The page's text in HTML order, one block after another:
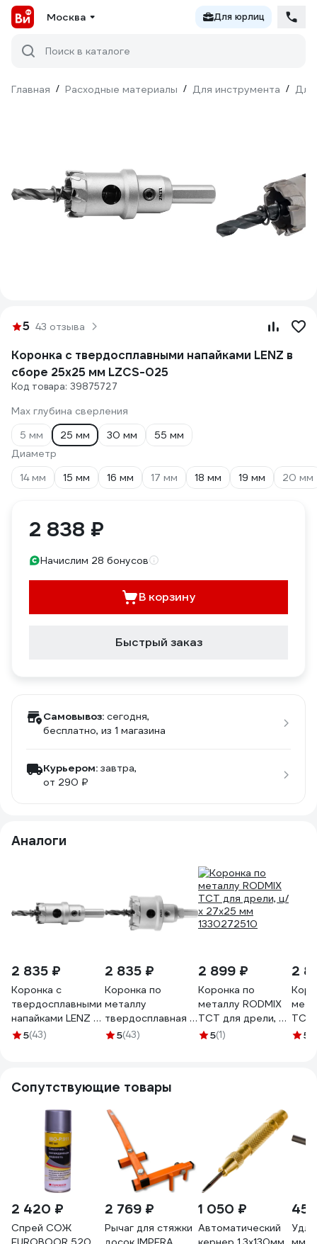
Москва Для юрлиц
Поиск в каталоге
Главная / Расходные материалы / Для инструмента / Для
5 43 отзыва
Коронка с твердосплавными напайками LENZ в
сборе 25х25 мм LZCS-025
Код товара: 39875727
Max глубина сверления
5 мм
25 мм 30 мм
55 мм
Диаметр
14 мм
15 мм 16 мм 17 мм 18 мм 19 мм 20 мм
2 838 ₽
Начислим 28 бонусов
В корзину
Быстрый заказ
Самовывоз: сегодня,
бесплатно, из 1 магазина
Курьером: завтра,
от 290 ₽
Аналоги
2 835 ₽
Коронка с
твердосплавными
напайками LENZ в
сборе 26х25 мм
5(43)
2 835 ₽
Коронка по
металлу
твердосплавная с
центрирующим
5(43)
2 899 ₽
Коронка по
металлу RODMIX
ТСТ для дрели, ц/
х 27х25 мм
5(1)
2
ТСТ
х 5
Сопутствующие товары
2 420 ₽
Спрей СОЖ
2 769 ₽
Рычаг для стяжки
1 050 ₽
Автоматический